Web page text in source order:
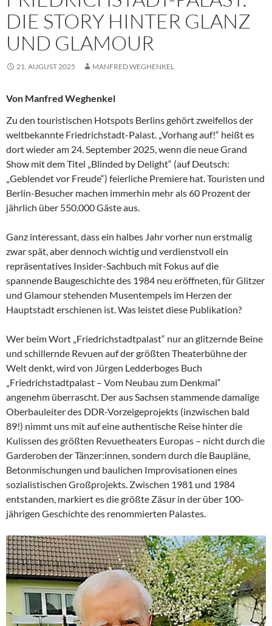
DIE STORY HINTER GLANZ
UND GLAMOUR
21. AUGUST 2025 MANFRED WEGHENKEL
Von Manfred Weghenkel
Zu den touristischen Hotspots Berlins gehört zweifellos der
weltbekannte Friedrichstadt-Palast. „Vorhang auf!“ heißt es
dort wieder am 24. September 2025, wenn die neue Grand
Show mit dem Titel „Blinded by Delight“ (auf Deutsch:
„Geblendet vor Freude“) feierliche Premiere hat. Touristen und
Berlin-Besucher machen immerhin mehr als 60 Prozent der
jährlich über 550.000 Gäste aus.
Ganz interessant, dass ein halbes Jahr vorher nun erstmalig
zwar spät, aber dennoch wichtig und verdienstvoll ein
repräsentatives Insider-Sachbuch mit Fokus auf die
spannende Baugeschichte des 1984 neu eröffneten, für Glitzer
und Glamour stehenden Musentempels im Herzen der
Hauptstadt erschienen ist. Was leistet diese Publikation?
Wer beim Wort „Friedrichstadtpalast“ nur an glitzernde Beine
und schillernde Revuen auf der größten Theaterbühne der
Welt denkt, wird von Jürgen Ledderboges Buch
„Friedrichstadtpalast – Vom Neubau zum Denkmal“
angenehm überrascht. Der aus Sachsen stammende damalige
Oberbauleiter des DDR-Vorzeigeprojekts (inzwischen bald
89!) nimmt uns mit auf eine authentische Reise hinter die
Kulissen des größten Revuetheaters Europas – nicht durch die
Garderoben der Tänzer:innen, sondern durch die Baupläne,
Betonmischungen und baulichen Improvisationen eines
sozialistischen Großprojekts. Zwischen 1981 und 1984
entstanden, markiert es die größte Zäsur in der über 100-
jährigen Geschichte des renommierten Palastes.